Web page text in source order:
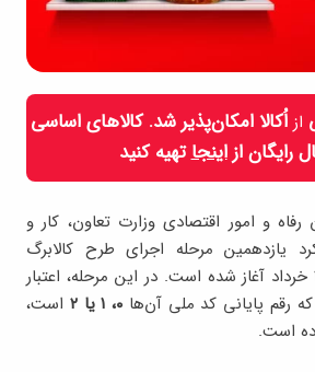
از اُکالا امکان‌پذیر شد. کالاهای اساسی
رایگان ازاینجاتهیه کنید
و امور اقتصادی وزارت تعاون، کار و
یازدهمین مرحله اجرای طرح کالابرگ
الکترونیکی از جمعه ۱۵ خرداد آغاز شده است. در این مرحله، اعتبار
رقم پایانی کد ملی آن‌ها ۰، ۱ یا ۲
است،
است.